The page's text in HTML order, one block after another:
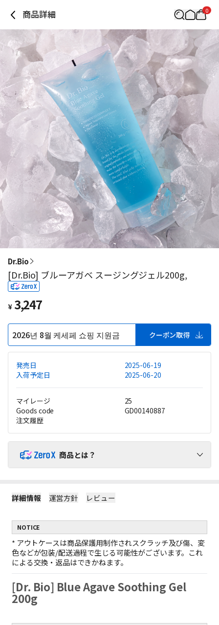
商品詳細 0
Dr.Bio
[Dr.Bio] ブルーアガベ スージングジェル200g,
¥ 3,247
2026년 8월 케세페 쇼핑 지원금 クーポン取得
発売日
2025-06-19
入荷予定日
2025-06-20
マイレージ
25
Goods code
GD00140887
注文履歴
商品とは？
ZeroX商品と他の商品を一緒にご購入いただくと、送料は他の商
品にのみかかります。
（ZeroX商品には送料がかかりません。）
2 ZeroX商品だけを購入する場合、最小送料が適用されます。
ZeroX商品だけをご購入いただくと、最も軽い商品1点を基準に最
小送料のみがかかります。
例：ZeroX 1個の送料 = ZeroX 10個の送料
3ZeroX商品だけで10,000円以上お買い上げの場合、送料無料と
なります。
1回の注文でZeroX商品だけを10,000円以上購入すると、送料は完
（ZeroX以外の商品が含まれている場合、送料無料は適用されま
詳細情報 運営方針 レビュー
NOTICE
* アウトケースは商品保護用制作されスクラッチ及び傷、変
色などが包装/配送過程で生じる可能性がございます。これ
による交換・返品はできかねます。
[Dr. Bio] Blue Agave Soothing Gel
200g